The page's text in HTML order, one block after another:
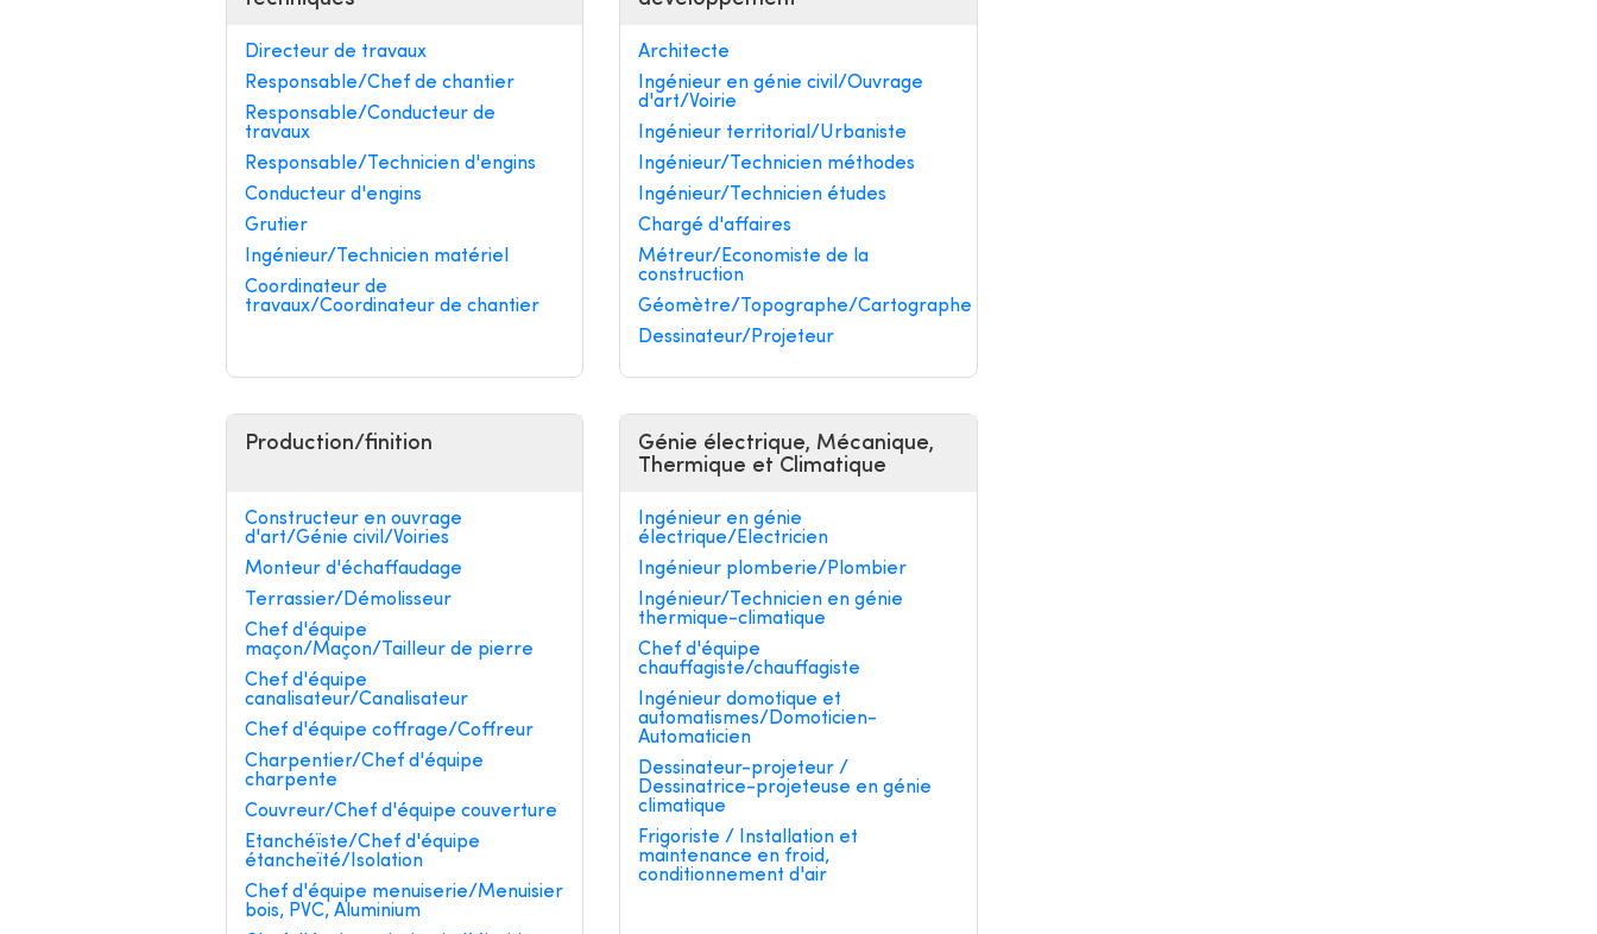
Directeur de travaux
Responsable/Chef de chantier
Responsable/Conducteur de
travaux
Responsable/Technicien d'engins
Conducteur d'engins
Grutier
Ingénieur/Technicien matériel
Coordinateur de
travaux/Coordinateur de chantier
Architecte
Ingénieur en génie civil/Ouvrage
d'art/Voirie
Ingénieur territorial/Urbaniste
Ingénieur/Technicien méthodes
Ingénieur/Technicien études
Chargé d'affaires
Métreur/Economiste de la
construction
Géomètre/Topographe/Cartographe
Dessinateur/Projeteur
Production/finition
Constructeur en ouvrage
d'art/Génie civil/Voiries
Monteur d'échaffaudage
Terrassier/Démolisseur
Chef d'équipe
maçon/Maçon/Tailleur de pierre
Chef d'équipe
canalisateur/Canalisateur
Chef d'équipe coffrage/Coffreur
Charpentier/Chef d'équipe
charpente
Couvreur/Chef d'équipe couverture
Etanchéïste/Chef d'équipe
étancheïté/Isolation
Chef d'équipe menuiserie/Menuisier
bois, PVC, Aluminium
Génie électrique, Mécanique,
Thermique et Climatique
Ingénieur en génie
électrique/Electricien
Ingénieur plomberie/Plombier
Ingénieur/Technicien en génie
thermique-climatique
Chef d'équipe
chauffagiste/chauffagiste
Ingénieur domotique et
automatismes/Domoticien-
Automaticien
Dessinateur-projeteur /
Dessinatrice-projeteuse en génie
climatique
Frigoriste / Installation et
maintenance en froid,
conditionnement d'air